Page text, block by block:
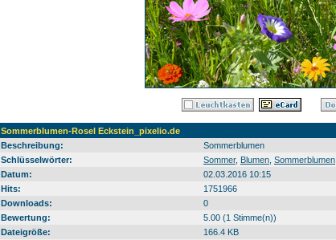
Sommerblumen-Rosel Eckstein_pixelio.de
Beschreibung:
Sommerblumen
Schlüsselwörter:
Sommer, Blumen Sommerblumen
Datum:
02.03.2016 10:15
Hits:
1751966
Downloads:
0
Bewertung:
5.00 (1 Stimme(n))
Dateigröße:
166.4 KB